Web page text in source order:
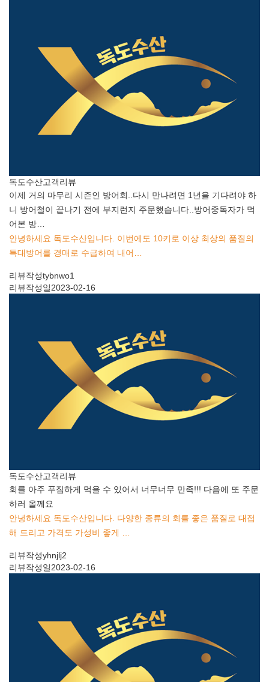
독도수산고객리뷰
이제 거의 마무리 시즌인 방어회..다시 만나려면 1년을 기다려야 하
니 방어철이 끝나기 전에 부지런지 주문했습니다..방어중독자가 먹
어본 방…
안녕하세요 독도수산입니다. 이번에도 10키로 이상 최상의 품질의
특대방어를 경매로 수급하여 내어…
리뷰작성tybnwo1
리뷰작성일2023-02-16
독도수산고객리뷰
회를 아주 푸짐하게 먹을 수 있어서 너무너무 만족!!! 다음에 또 주문
하러 올께요
안녕하세요 독도수산입니다. 다양한 종류의 회를 좋은 품질로 대접
해 드리고 가격도 가성비 좋게 …
리뷰작성yhnjlj2
리뷰작성일2023-02-16